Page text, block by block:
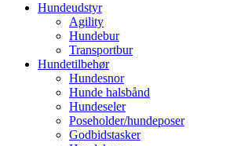
Hundeudstyr
Agility
Hundebur
Transportbur
Hundetilbehør
Hundesnor
Hunde halsbånd
Hundeseler
Poseholder/hundeposer
Godbidstasker